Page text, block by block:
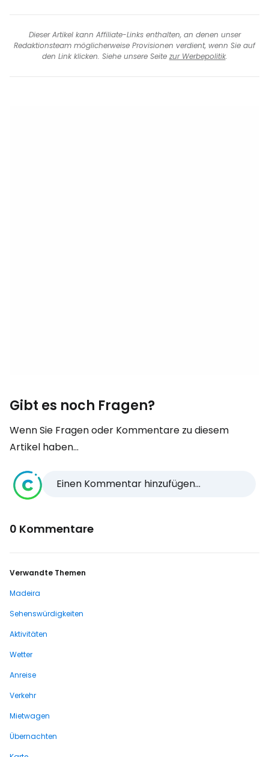
Dieser Artikel kann Affiliate-Links enthalten, an denen unser
Redaktionsteam möglicherweise Provisionen verdient, wenn Sie auf
den Link klicken. Siehe unsere Seite zur Werbepolitik.
Gibt es noch Fragen?
Wenn Sie Fragen oder Kommentare zu diesem
Artikel haben...
Einen Kommentar hinzufügen...
0 Kommentare
Verwandte Themen
Madeira
Sehenswürdigkeiten
Aktivitäten
Wetter
Anreise
Verkehr
Mietwagen
Übernachten